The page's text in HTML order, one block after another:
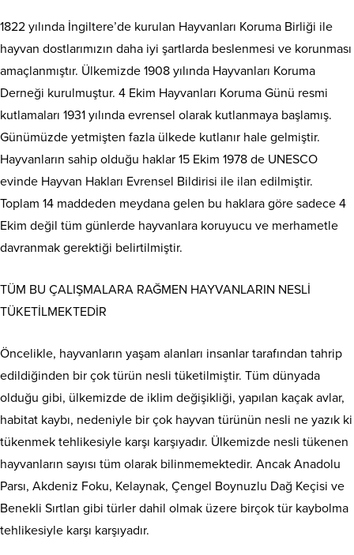
1822 yılında İngiltere’de kurulan Hayvanları Koruma Birliği ile
hayvan dostlarımızın daha iyi şartlarda beslenmesi ve korunması
amaçlanmıştır. Ülkemizde 1908 yılında Hayvanları Koruma
Derneği kurulmuştur. 4 Ekim Hayvanları Koruma Günü resmi
kutlamaları 1931 yılında evrensel olarak kutlanmaya başlamış.
Günümüzde yetmişten fazla ülkede kutlanır hale gelmiştir.
Hayvanların sahip olduğu haklar 15 Ekim 1978 de UNESCO
evinde Hayvan Hakları Evrensel Bildirisi ile ilan edilmiştir.
Toplam 14 maddeden meydana gelen bu haklara göre sadece 4
Ekim değil tüm günlerde hayvanlara koruyucu ve merhametle
davranmak gerektiği belirtilmiştir.
TÜM BU ÇALIŞMALARA RAĞMEN HAYVANLARIN NESLİ
TÜKETİLMEKTEDİR
Öncelikle, hayvanların yaşam alanları insanlar tarafından tahrip
edildiğinden bir çok türün nesli tüketilmiştir. Tüm dünyada
olduğu gibi, ülkemizde de iklim değişikliği, yapılan kaçak avlar,
habitat kaybı, nedeniyle bir çok hayvan türünün nesli ne yazık ki
tükenmek tehlikesiyle karşı karşıyadır. Ülkemizde nesli tükenen
hayvanların sayısı tüm olarak bilinmemektedir. Ancak Anadolu
Parsı, Akdeniz Foku, Kelaynak, Çengel Boynuzlu Dağ Keçisi ve
Benekli Sırtlan gibi türler dahil olmak üzere birçok tür kaybolma
tehlikesiyle karşı karşıyadır.